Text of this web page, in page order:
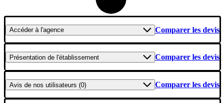
Accéderà l'agence Comparer les devis
Présentation de l'établissement Comparer les devis
Avis de nos utilisateurs (0) Comparer les devis